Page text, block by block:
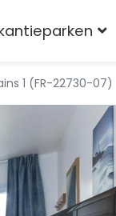
1 (FR-22730-07)